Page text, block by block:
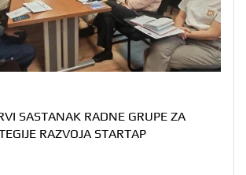
SASTANAK RADNE GRUPE ZA
RAZVOJA STARTAP